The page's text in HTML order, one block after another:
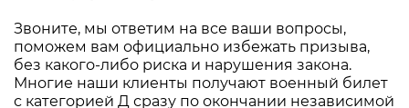
Звоните, мы ответим на все ваши вопросы,
поможем вам официально избежать призыва,
без какого-либо риска и нарушения закона.
Многие наши клиенты получают военный билет
с категорией Д сразу по окончании независимой